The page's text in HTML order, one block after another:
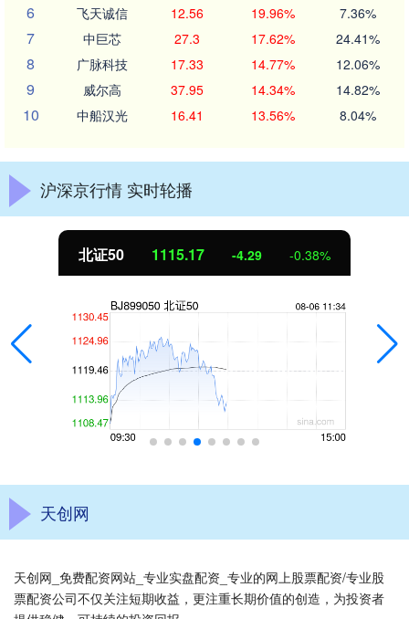
6 飞天诚信 12.56 19.96% 7.36%
7 中巨芯 27.3 17.62% 24.41%
8 广脉科技 17.33 14.77% 12.06%
9 威尔高 37.95 14.34% 14.82%
10 中船汉光 16.41 13.56% 8.04%
沪深京行情 实时轮播
北证50 1115.17 -4.29 -0.38%
天创网
天创网_免费配资网站_专业实盘配资_专业的网上股票配资/专业股
票配资公司不仅关注短期收益，更注重长期价值的创造，为投资者